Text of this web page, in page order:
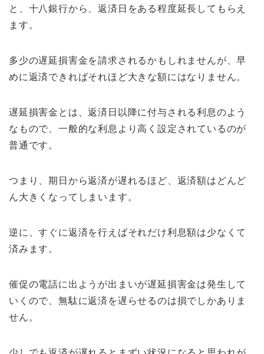
と、十八銀行から、返済日をある程度延長してもらえ
ます。
多少の遅延損害金を請求されるかもしれませんが、早
めに返済できればそれほど大きな額にはなりません。
遅延損害金とは、返済日以降に付与される利息のよう
なもので、一般的な利息より高く設定されているのが
普通です。
つまり、期日から返済が遅れるほど、返済額はどんど
ん大きくなってしまいます。
逆に、すぐに返済を行えばそれだけ利息額は少なくて
済みます。
催促の電話に出ようが出まいが遅延損害金は発生して
いくので、無駄に返済を遅らせるのは損でしかありま
せん。